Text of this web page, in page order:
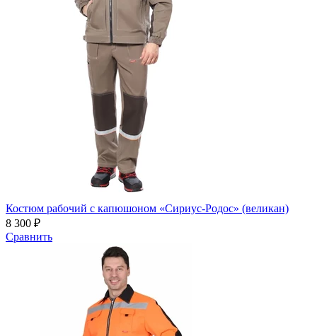
Костюм рабочий с капюшоном «Сириус-Родос» (великан)
8 300 ₽
Сравнить